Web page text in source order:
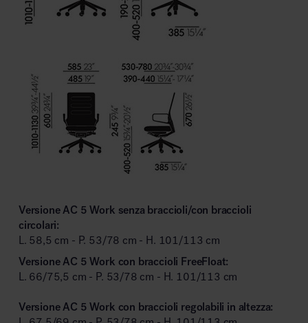
Versione AC 5 Work senza braccioli/con braccioli
circolari:
L. 58,5 cm - P. 53/78 cm - H. 101/113 cm
Versione AC 5 Work con braccioli FreeFloat:
L. 66/75,5 cm - P. 53/78 cm - H. 101/113 cm
Versione AC 5 Work con braccioli regolabili in altezza: